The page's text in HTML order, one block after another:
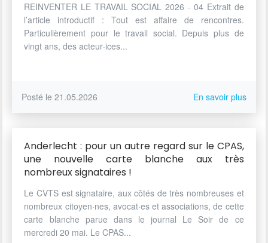
REINVENTER LE TRAVAIL SOCIAL 2026 - 04 Extrait de
l’article introductif : Tout est affaire de rencontres.
Particulièrement pour le travail social. Depuis plus de
vingt ans, des acteur·ices...
Posté le 21.05.2026 En savoir plus
Anderlecht : pour un autre regard sur le CPAS,
une nouvelle carte blanche aux très
nombreux signataires !
Le CVTS est signataire, aux côtés de très nombreuses et
nombreux citoyen·nes, avocat·es et associations, de cette
carte blanche parue dans le journal Le Soir de ce
mercredi 20 mai. Le CPAS...